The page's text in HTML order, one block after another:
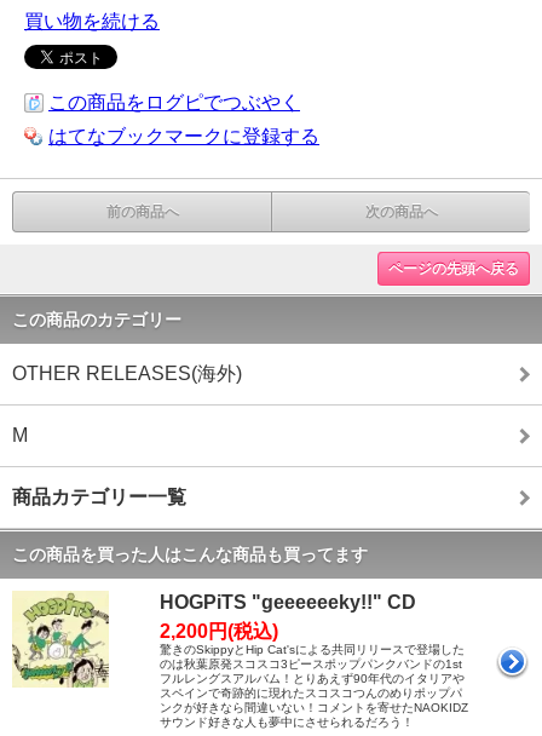
買い物を続ける
この商品をログピでつぶやく
はてなブックマークに登録する
前の商品へ 次の商品へ
ページの先頭へ戻る
この商品のカテゴリー
OTHER RELEASES(海外)
M
商品カテゴリー一覧
この商品を買った人はこんな商品も買ってます
HOGPiTS "geeeeeeky!!" CD
2,200円(税込)
驚きのSkippyとHip Cat'sによる共同リリースで登場した
のは秋葉原発スコスコ3ピースポップパンクバンドの1st
フルレングスアルバム！とりあえず90年代のイタリアや
スペインで奇跡的に現れたスコスコつんのめりポップパ
ンクが好きなら間違いない！コメントを寄せたNAOKIDZ
サウンド好きな人も夢中にさせられるだろう！